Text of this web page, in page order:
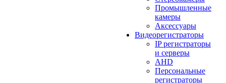
Промышленные
камеры
Аксессуары
Видеорегистраторы
IP регистраторы
и серверы
AHD
Персональные
регистраторы